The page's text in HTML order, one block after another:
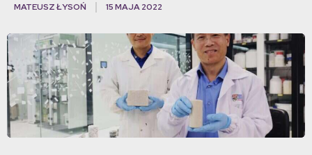
MATEUSZ ŁYSOŃ 15 MAJA 2022